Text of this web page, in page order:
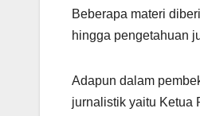
Beberapa materi
hingga pengetahuan
Adapun dalam
jurnalistik yaitu Ketua